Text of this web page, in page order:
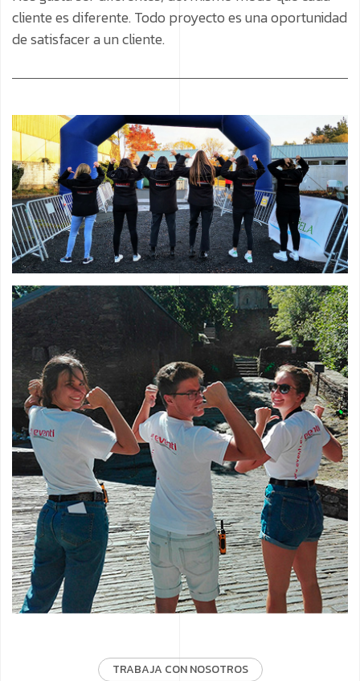
cliente es diferente. Todo proyecto es una oportunidad
de satisfacer a un cliente.
TRABAJA CON NOSOTROS